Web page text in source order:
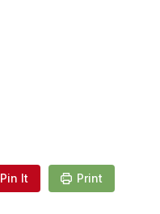
Pin It Print